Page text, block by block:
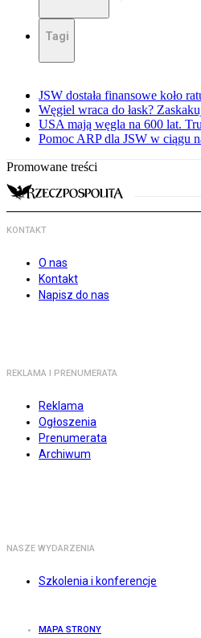
Tagi
JSW dostała finansowe koło
Węgiel wraca do łask?
USA mają węgla na 600 lat.
Pomoc ARP dla JSW w ciągu
Promowane treści
KONTAKT
O nas
Kontakt
Napisz do nas
REKLAMA I PRENUMERATA
Reklama
Ogłoszenia
Prenumerata
Archiwum
NASZE WYDARZENIA
Szkolenia i konferencje
MAPA STRONY